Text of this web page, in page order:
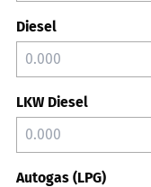
Diesel
LKW Diesel
Autogas (LPG)